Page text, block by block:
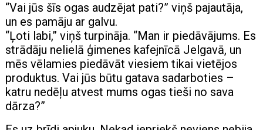
“Vai jūs šīs ogas audzējat pati?” viņš pajautāja,
un es pamāju ar galvu.
“Ļoti labi,” viņš turpināja. “Man ir piedāvājums. Es
strādāju nelielā ģimenes kafejnīcā Jelgavā, un
mēs vēlamies piedāvāt viesiem tikai vietējos
produktus. Vai jūs būtu gatava sadarboties –
katru nedēļu atvest mums ogas tieši no sava
dārza?”